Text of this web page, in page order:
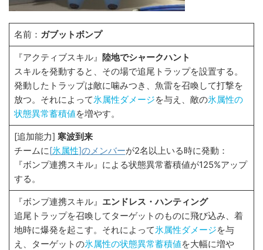
名前： ガブットボンプ
『アクティブスキル』 陸地でシャークハント
スキルを発動すると、その場で追尾トラップを設置する。
発動したトラップは敵に噛みつき、魚雷を召喚して打撃を
放つ。それによって氷属性ダメージを与え、敵の氷属性の
状態異常蓄積値を増やす。
[追加能力] 寒波到来
チームに[氷属性]のメンバーが2名以上いる時に発動：
『ボンプ連携スキル』による状態異常蓄積値が125%アップ
する。
『ボンプ連携スキル』 エンドレス・ハンティング
追尾トラップを召喚してターゲットのものに飛び込み、着
地時に爆発を起こす。それによって氷属性ダメージを与
え、ターゲットの氷属性の状態異常蓄積値を大幅に増や